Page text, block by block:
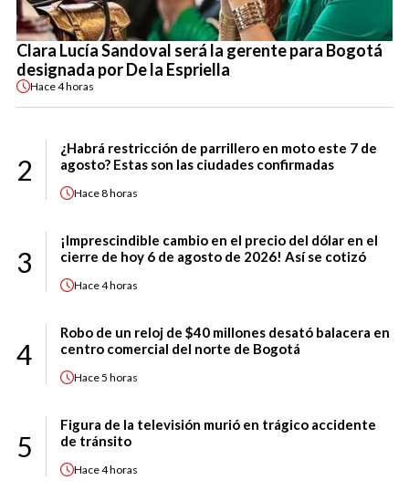
Clara Lucía Sandoval será la gerente para Bogotá
designada por De la Espriella
Hace4 horas
2
¿Habrá restricción de parrillero en moto este 7 de
agosto? Estas son las ciudades confirmadas
Hace8 horas
3
¡Imprescindible cambio en el precio del dólar en el
cierre de hoy 6 de agosto de 2026! Así se cotizó
Hace4 horas
4
Robo de un reloj de $40 millones desató balacera en
centro comercial del norte de Bogotá
Hace5 horas
5
Figura de la televisión murió en trágico accidente
de tránsito
Hace4 horas